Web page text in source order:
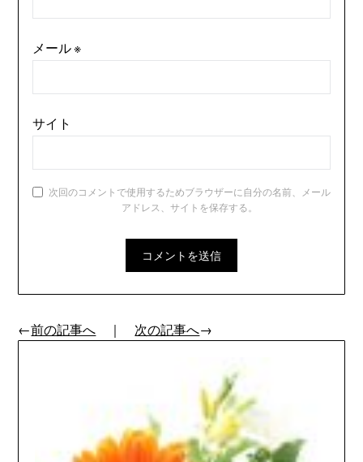
メール※
サイト
次回のコメントで使用するためブラウザーに自分の名前、メール
アドレス、サイトを保存する。
←前の記事へ ｜ 次の記事へ→